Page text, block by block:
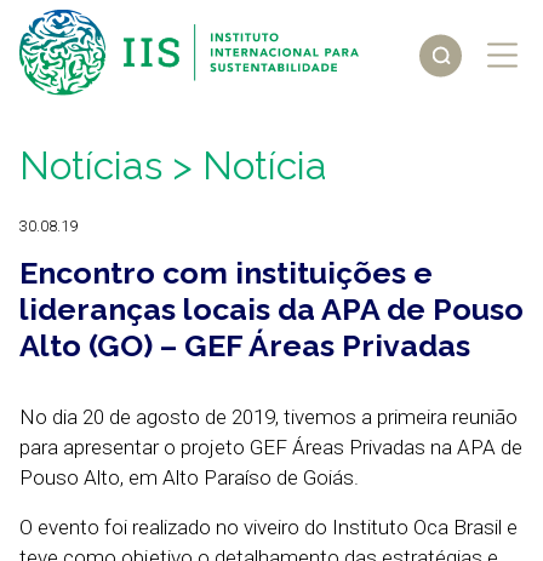
Notícias > Notícia
30.08.19
Encontro com instituições e
lideranças locais da APA de Pouso
Alto (GO) – GEF Áreas Privadas
No dia 20 de agosto de 2019, tivemos a primeira reunião
para apresentar o projeto GEF Áreas Privadas na APA de
Pouso Alto, em Alto Paraíso de Goiás.
O evento foi realizado no viveiro do Instituto Oca Brasil e